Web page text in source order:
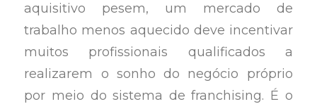
aquisitivo pesem, um mercado de
trabalho menos aquecido deve incentivar
muitos profissionais qualificados a
realizarem o sonho do negócio próprio
por meio do sistema de franchising. É o